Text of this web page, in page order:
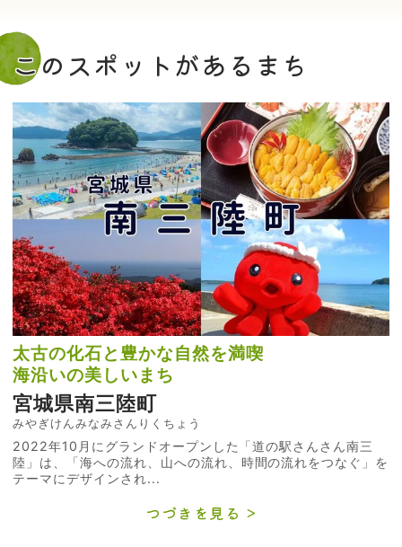
このスポットがあるまち
太古の化石と豊かな自然を満喫
海沿いの美しいまち
宮城県南三陸町
みやぎけんみなみさんりくちょう
2022年10月にグランドオープンした「道の駅さんさん南三
陸」は、「海への流れ、山への流れ、時間の流れをつなぐ」を
テーマにデザインされ...
つづきを見る